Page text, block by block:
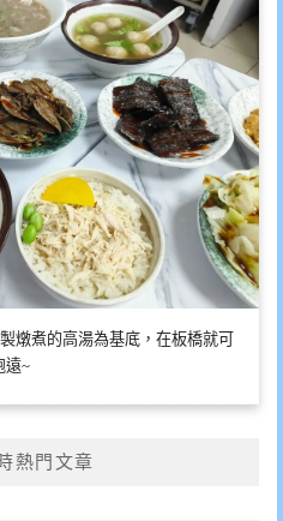
燉煮的高湯為基底，在板橋就可
遠~
熱門文章